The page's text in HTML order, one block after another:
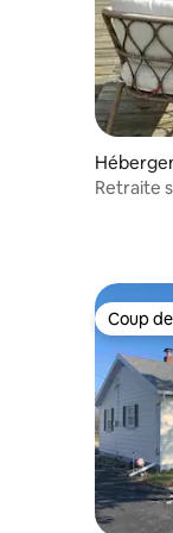
Retraite
Coup
Coup